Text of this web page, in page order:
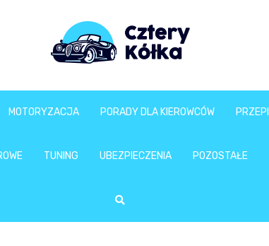
MOTORYZACJA PORADY DLA KIEROWCÓW
TUNING UBEZPIECZENIA POZOSTAŁE